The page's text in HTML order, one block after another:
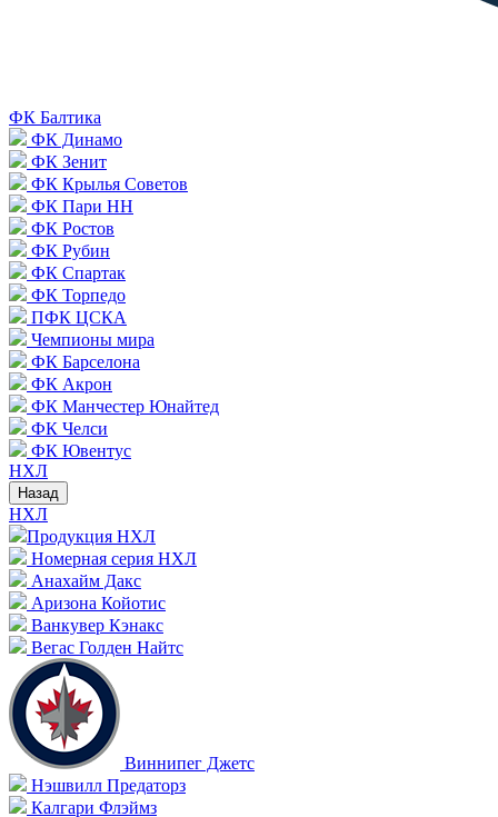
ФК Балтика
ФК Динамо
ФК Зенит
ФК Крылья Советов
ФК Пари НН
ФК Ростов
ФК Рубин
ФК Спартак
ФК Торпедо
ПФК ЦСКА
Чемпионы мира
ФК Барселона
ФК Акрон
ФК Манчестер Юнайтед
ФК Челси
ФК Ювентус
НХЛ
Назад
НХЛ
Продукция НХЛ
Номерная серия НХЛ
Анахайм Дакс
Аризона Койотис
Ванкувер Кэнакс
Вегас Голден Найтс
Виннипег Джетс
Нэшвилл Предаторз
Калгари Флэймз